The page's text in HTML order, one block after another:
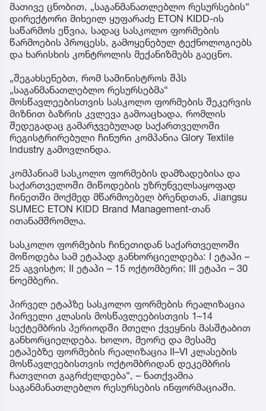
მათივე ცნობით, „საგანმანათლებლო რესურსების“
დირექტორი მიხეილ ყუფარაძე ETON KIDD-ის
საწარმოს ეწვია, სადაც სასკოლო ფორმების
წარმოების პროცესს, გამოყენებულ ტექნოლოგიებს
და ხარისხის კონტროლის მექანიზმებს გაეცნო.
„შეგახსენებთ, რომ სამინისტროს შპს
„საგანმანათლებლო რესურსებმა“
მოსწავლეებისთვის სასკოლო ფორმების შეკერვის
მიზნით ბაზრის კვლევა გამოაცხადა, რომლის
შედეგადაც გამარჯვებულად საქართველოში
რეგისტრირებული ჩინური კომპანია Glory Textile
Industry გამოვლინდა.
კომპანიამ სასკოლო ფორმების დამზადებისა და
საქართველოში მიწოდების უზრუნველსაყოფად
ჩინეთში მოქმედ მწარმოებელ ბრენდთან, Jiangsu
SUMEC ETON KIDD Brand Management-თან
ითანამშრომლა.
სასკოლო ფორმების ჩინეთიდან საქართველოში
მოწოდება სამ ეტაპად განხორციელდება: I ეტაპი –
25 აგვისტო; II ეტაპი – 15 ოქტომბერი; III ეტაპი – 30
ნოემბერი.
პირველ ეტაპზე სასკოლო ფორმების რეალიზაცია
პირველი კლასის მოსწავლეებისთვის 1–14
სექტემბრის პერიოდში მთელი ქვეყნის მასშტაბით
განხორციელდება. ხოლო, მეორე და მესამე
ეტაპებზე ფორმების რეალიზაცია II–VI კლასების
მოსწავლეებისთვის ოქტომბრიდან დეკემბრის
ჩათვლით გაგრძელდება“, – ნათქვამია
საგანმანათლებლო რესურსების ინფორმაციაში.